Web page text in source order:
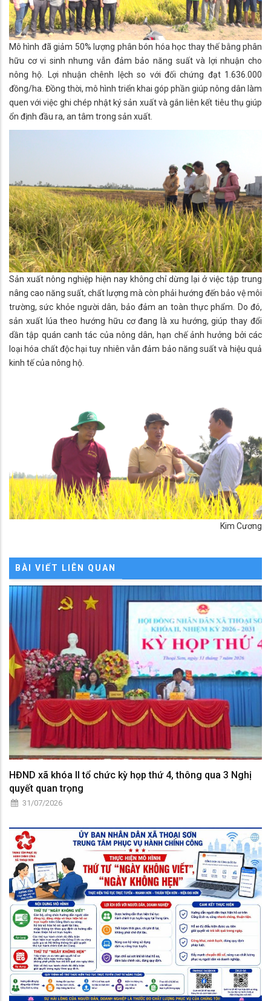
Mô hình đã giảm 50% lượng phân bón hóa học thay thế bằng phân
hữu cơ vi sinh nhưng vẫn đảm bảo năng suất và lợi nhuận cho
nông hộ. Lợi nhuận chênh lệch so với đối chứng đạt 1.636.000
đồng/ha. Đồng thời, mô hình triển khai góp phần giúp nông dân làm
quen với việc ghi chép nhật ký sản xuất và gắn liên kết tiêu thụ giúp
ổn định đầu ra, an tâm trong sản xuất.
Sản xuất nông nghiệp hiện nay không chỉ dừng lại ở việc tập trung
nâng cao năng suất, chất lượng mà còn phải hướng đến bảo vệ môi
trường, sức khỏe người dân, bảo đảm an toàn thực phẩm. Do đó,
sản xuất lúa theo hướng hữu cơ đang là xu hướng, giúp thay đổi
dần tập quán canh tác của nông dân, hạn chế ảnh hưởng bởi các
loại hóa chất độc hại tuy nhiên vẫn đảm bảo năng suất và hiệu quả
kinh tế của nông hộ.
Kim Cương
BÀI VIẾT LIÊN QUAN
HĐND xã khóa II tổ chức kỳ họp thứ 4, thông qua 3 Nghị
quyết quan trọng
31/07/2026